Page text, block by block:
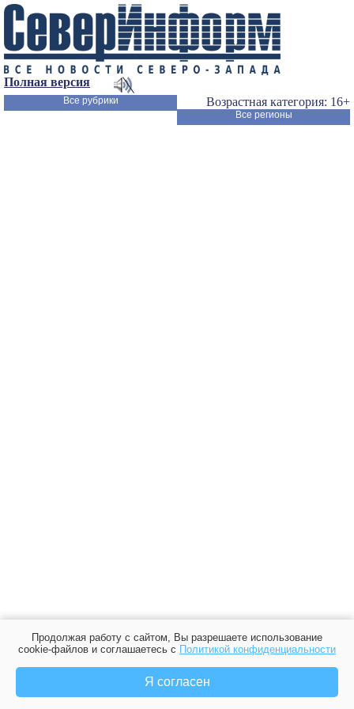
Полная версия
Возрастная категория: 16+
Все рубрики
Все регионы
Продолжая работу с сайтом, Вы разрешаете использование
cookie-файлов и соглашаетесь с Политикой конфиденциальности
Я согласен